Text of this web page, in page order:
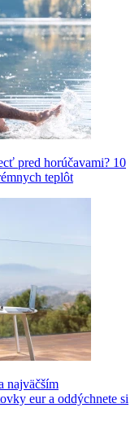
pred horúčavami? 10
teplôt
najväčším
eur a oddýchnete si